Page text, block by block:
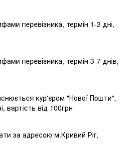
перевізника, термін 1-3 дні,
перевізника, термін 3-7 днів,
кур'єром "Нової Пошти",
вартість від 100грн
за адресою м.Кривий Ріг,